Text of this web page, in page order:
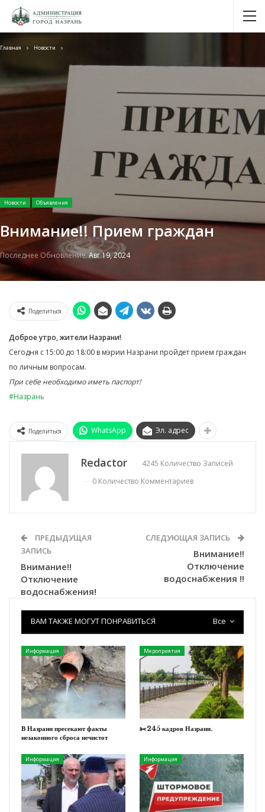
Главная Новости
Новости Объявления
Внимание!! Прием граждан
Последнее ОбновлениеАвг 19, 2024
Поделиться
Доброе утро, жители Назрани!
Сегодня с 15:00 до 18:00 в мэрии Назрани пройдет прием граждан
по личным вопросам.
При себе необходимо иметь паспорт!
#Назрань
Поделиться WhatsApp Эл. адрес
Redactor
4245 Количество Записей
0 Количество Комментариев
ПРЕДЫДУЩАЯ
ЗАПИСЬ
Внимание!!
Отключение
водоснабжения!
СЛЕДУЮЩАЯ ЗАПИСЬ
Внимание‼️
Отключение
водоснабжения ‼️
Все
ВАМ ТАКЖЕ МОГУТ ПОНРАВИТЬСЯ
Информация
В Назрани пресекают факты
незаконного сброса нечистот
Мероприятия
✂️245 кадров Назрани.
Информация Информация